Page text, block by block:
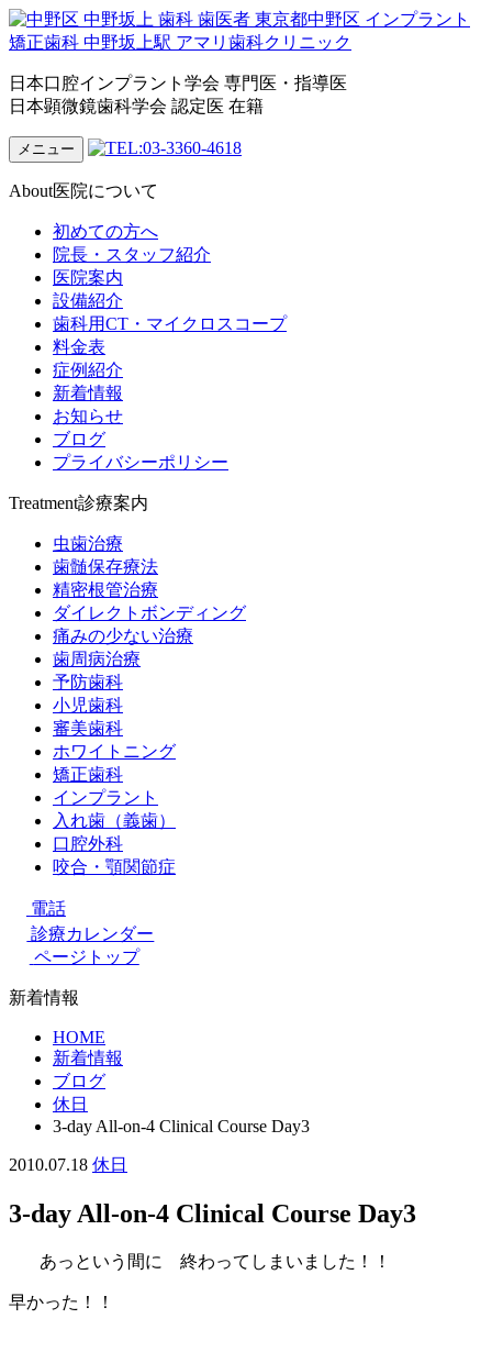
日本口腔インプラント学会 専門医・指導医
日本顕微鏡歯科学会 認定医 在籍
メニュー
About医院について
初めての方へ
院長・スタッフ紹介
医院案内
設備紹介
歯科用CT・マイクロスコープ
料金表
症例紹介
新着情報
お知らせ
ブログ
プライバシーポリシー
Treatment診療案内
虫歯治療
歯髄保存療法
精密根管治療
ダイレクトボンディング
痛みの少ない治療
歯周病治療
予防歯科
小児歯科
審美歯科
ホワイトニング
矯正歯科
インプラント
入れ歯（義歯）
口腔外科
咬合・顎関節症
電話
診療カレンダー
ページトップ
新着情報
HOME
新着情報
ブログ
休日
3-day All-on-4 Clinical Course Day3
2010.07.18 休日
3-day All-on-4 Clinical Course Day3
あっという間に 終わってしまいました！！
早かった！！